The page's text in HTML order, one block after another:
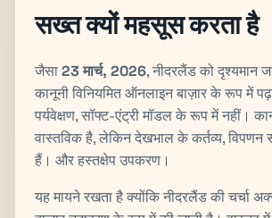
सख्त क्यों महसूस करता है
जैसा23 मार्च, 2026, नीदरलैंड को दृश्यमान
कानूनी विनियमित ऑनलाइन बाज़ार के रूप में
पर्यवेक्षण, सॉफ्ट-एंट्री मॉडल के रूप में नहीं।
वास्तविक है, लेकिन देखभाल के कर्तव्य, विपणन
हैं। और हस्तक्षेप उपकरण।
यह मायने रखता है क्योंकि नीदरलैंड की चर्चा